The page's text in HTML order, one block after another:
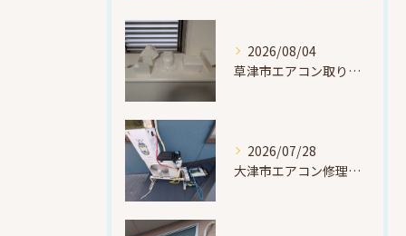
2026/08/04
草津市エアコン取り付け｜お客様取り外し済・化粧カバー再利用（ダイキン S225ATES・アウルコート草津）
2026/07/28
大津市エアコン修理｜冷媒漏れを特定！高所作業で東芝RAS-F221ARTを修理・ガスチャージ